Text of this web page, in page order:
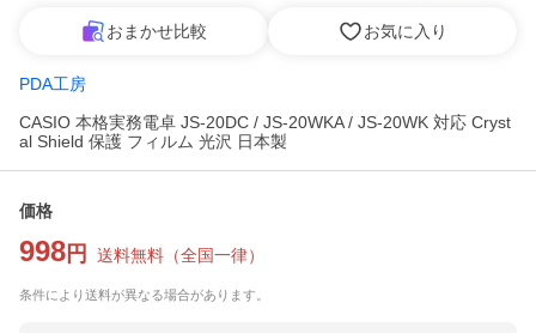
おまかせ比較 お気に入り
PDA工房
CASIO 本格実務電卓 JS-20DC / JS-20WKA / JS-20WK 対応 Cryst
al Shield 保護 フィルム 光沢 日本製
価格
998 円 送料無料 （全国一律）
条件により送料が異なる場合があります。